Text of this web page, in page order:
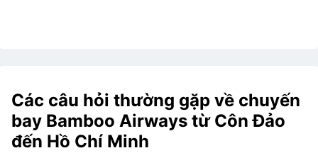
Các câu hỏi thường gặp về chuyến
bay Bamboo Airways từ Côn Đảo
đến Hồ Chí Minh